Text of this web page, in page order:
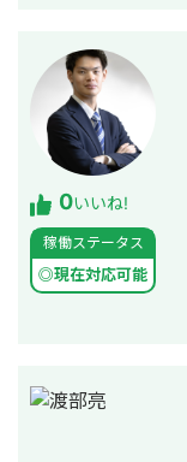
0いいね!
稼働ステータス
◎現在対応可能